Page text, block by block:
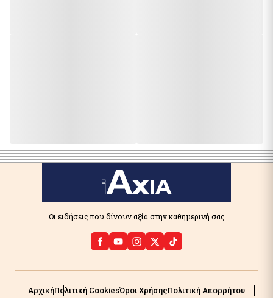
Οι ειδήσεις που δίνουν αξία στην καθημερινή σας
ΑρχικήΠολιτική CookiesΌροι ΧρήσηςΠολιτική Απορρήτου